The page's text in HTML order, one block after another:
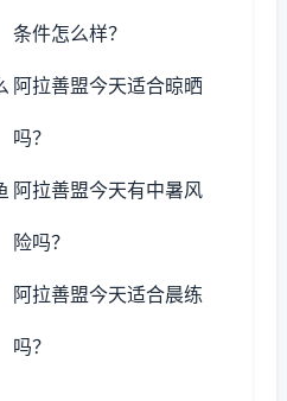
条件怎么样？
阿拉善盟今天适合晾晒
吗？
阿拉善盟今天有中暑风
险吗？
阿拉善盟今天适合晨练
吗？